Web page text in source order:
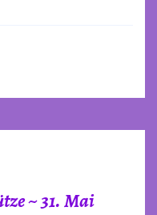
~ 31. Mai